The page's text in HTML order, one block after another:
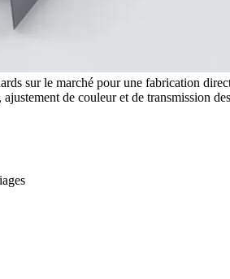
sur le marché pour une fabrication
de couleur et de transmission